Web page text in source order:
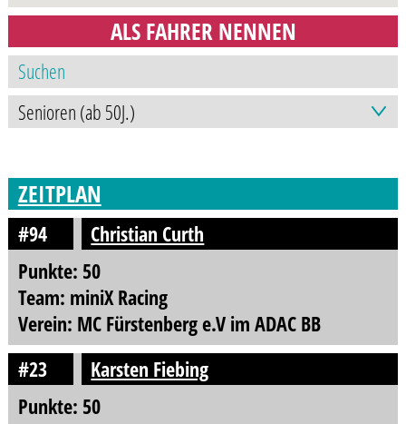
ALS FAHRER NENNEN
ZEITPLAN
#94
Christian Curth
Punkte: 50
Team: miniX Racing
Verein: MC Fürstenberg e.V im ADAC BB
#23
Karsten Fiebing
Punkte: 50